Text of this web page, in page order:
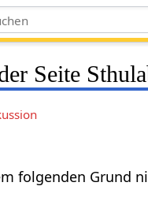
Seite
folgenden Grund